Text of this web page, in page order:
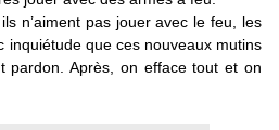
n’aiment pas jouer avec le feu, les
inquiétude que ces nouveaux mutins
pardon. Après, on efface tout et on